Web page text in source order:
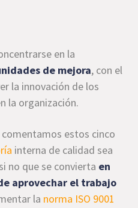
en la
de mejora, con el
la innovación de los
la organización.
estos cinco
interna de calidad sea
no que se convierta en
aprovechar el trabajo
la norma ISO 9001